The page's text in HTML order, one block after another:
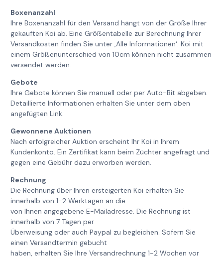
Boxenanzahl
Ihre Boxenanzahl für den Versand hängt von der Größe Ihrer
gekauften Koi ab. Eine Größentabelle zur Berechnung Ihrer
Versandkosten finden Sie unter ‚Alle Informationen‘. Koi mit
einem Größenunterschied von 10cm können nicht zusammen
versendet werden.
Gebote
Ihre Gebote können Sie manuell oder per Auto-Bit abgeben.
Detaillierte Informationen erhalten Sie unter dem oben
angefügten Link.
Gewonnene Auktionen
Nach erfolgreicher Auktion erscheint Ihr Koi in Ihrem
Kundenkonto. Ein Zertifikat kann beim Züchter angefragt und
gegen eine Gebühr dazu erworben werden.
Rechnung
Die Rechnung über Ihren ersteigerten Koi erhalten Sie
innerhalb von 1-2 Werktagen an die
von Ihnen angegebene E-Mailadresse. Die Rechnung ist
innerhalb von 7 Tagen per
Überweisung oder auch Paypal zu begleichen. Sofern Sie
einen Versandtermin gebucht
haben, erhalten Sie Ihre Versandrechnung 1-2 Wochen vor